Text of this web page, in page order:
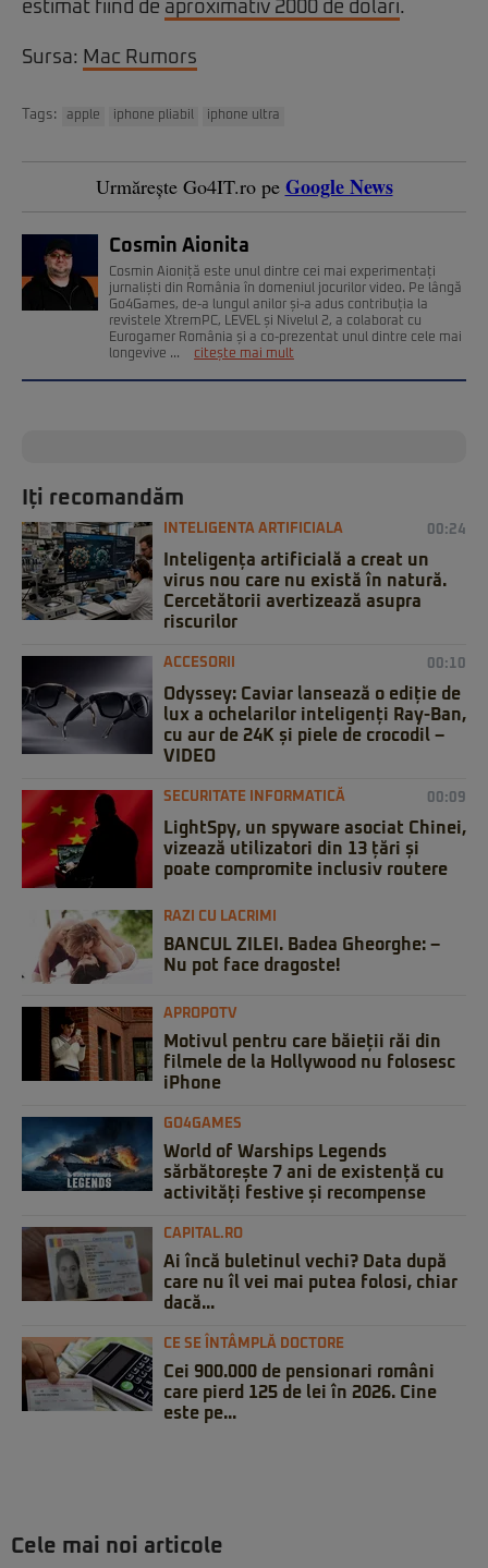
estimat fiind de aproximativ 2000 de dolari.
Sursa: Mac Rumors
Tags: apple iphone pliabil iphone ultra
Urmărește Go4IT.ro pe Google News
Cosmin Aionita
Cosmin Aioniță este unul dintre cei mai experimentați
jurnaliști din România în domeniul jocurilor video. Pe lângă
Go4Games, de-a lungul anilor și-a adus contribuția la
revistele XtremPC, LEVEL și Nivelul 2, a colaborat cu
Eurogamer România și a co-prezentat unul dintre cele mai
longevive ...
citește mai mult
Iți recomandăm
INTELIGENTA ARTIFICIALA 00:24
Inteligența artificială a creat un
virus nou care nu există în natură.
Cercetătorii avertizează asupra
riscurilor
ACCESORII 00:10
Odyssey: Caviar lansează o ediție de
lux a ochelarilor inteligenți Ray-Ban,
cu aur de 24K și piele de crocodil –
VIDEO
SECURITATE INFORMATICĂ 00:09
LightSpy, un spyware asociat Chinei,
vizează utilizatori din 13 țări și
poate compromite inclusiv routere
RAZI CU LACRIMI
BANCUL ZILEI. Badea Gheorghe: –
Nu pot face dragoste!
APROPOTV
Motivul pentru care băieții răi din
filmele de la Hollywood nu folosesc
iPhone
GO4GAMES
World of Warships Legends
sărbătorește 7 ani de existență cu
activități festive și recompense
CAPITAL.RO
Ai încă buletinul vechi? Data după
care nu îl vei mai putea folosi, chiar
dacă...
CE SE ÎNTÂMPLĂ DOCTORE
Cei 900.000 de pensionari români
care pierd 125 de lei în 2026. Cine
este pe...
Cele mai noi articole